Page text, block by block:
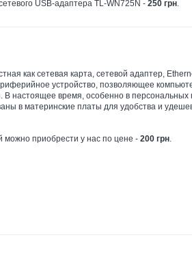
USB-адаптера TL-WN725N - 250 грн.
как сетевая карта, сетевой адаптер,
устройство, позволяющее
В настоящее время, особенно в
в материнские платы для удобства и
можно приобрести у нас по цене - 200 грн.